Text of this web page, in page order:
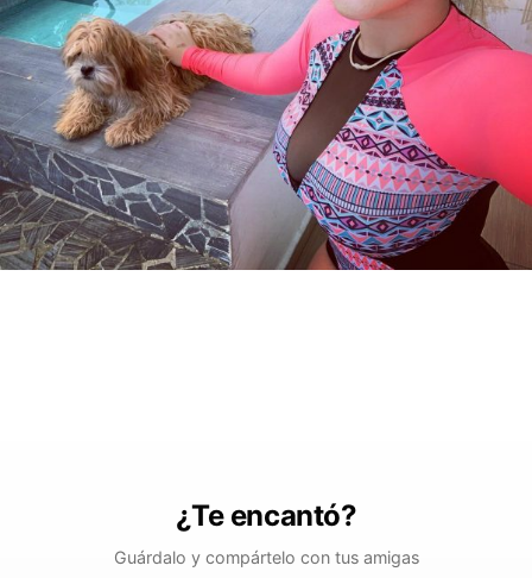
¿Te encantó?
Guárdalo y compártelo con tus amigas